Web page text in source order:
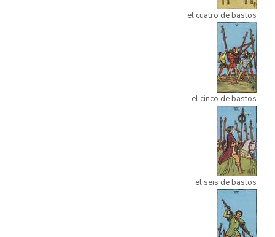
el cuatro de bastos
el cinco de bastos
el seis de bastos